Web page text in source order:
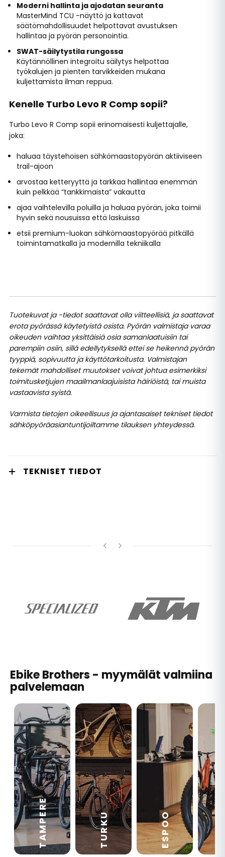
Moderni hallinta ja ajodatan seuranta
MasterMind TCU -näyttö ja kattavat
säätömahdollisuudet helpottavat avustuksen
hallintaa ja pyörän personointia.
SWAT-säilytystila rungossa
Käytännöllinen integroitu säilytys helpottaa
työkalujen ja pienten tarvikkeiden mukana
kuljettamista ilman reppua.
Kenelle Turbo Levo R Comp sopii?
Turbo Levo R Comp sopii erinomaisesti kuljettajalle,
joka:
haluaa täystehoisen sähkömaastopyörän aktiiviseen
trail-ajoon
arvostaa ketteryyttä ja tarkkaa hallintaa enemmän
kuin pelkkää “tankkimaista” vakautta
ajaa vaihtelevilla poluilla ja haluaa pyörän, joka toimii
hyvin sekä nousuissa että laskuissa
etsii premium-luokan sähkömaastopyörää pitkällä
toimintamatkalla ja modernilla tekniikalla
Tuotekuvat ja -tiedot saattavat olla viitteellisiä, ja saattavat
erota pyörässä käytetyistä osista. Pyörän valmistaja varaa
oikeuden vaihtaa yksittäisiä osia samanlaatuisiin tai
parempiin osiin, sillä edellytyksellä ettei se heikennä pyörän
tyyppiä, sopivuutta ja käyttötarkoitusta. Valmistajan
tekemät mahdolliset muutokset voivat johtua esimerkiksi
toimitusketjujen maailmanlaajuisista häiriöistä, tai muista
vastaavista syistä.
Varmista tietojen oikeellisuus ja ajantasaiset tekniset tiedot
sähköpyöräasiantuntijoiltamme tilauksen yhteydessä.
TEKNISET TIEDOT
Ebike Brothers - myymälät valmiina
palvelemaan
TAMPERE TURKU ESPOO